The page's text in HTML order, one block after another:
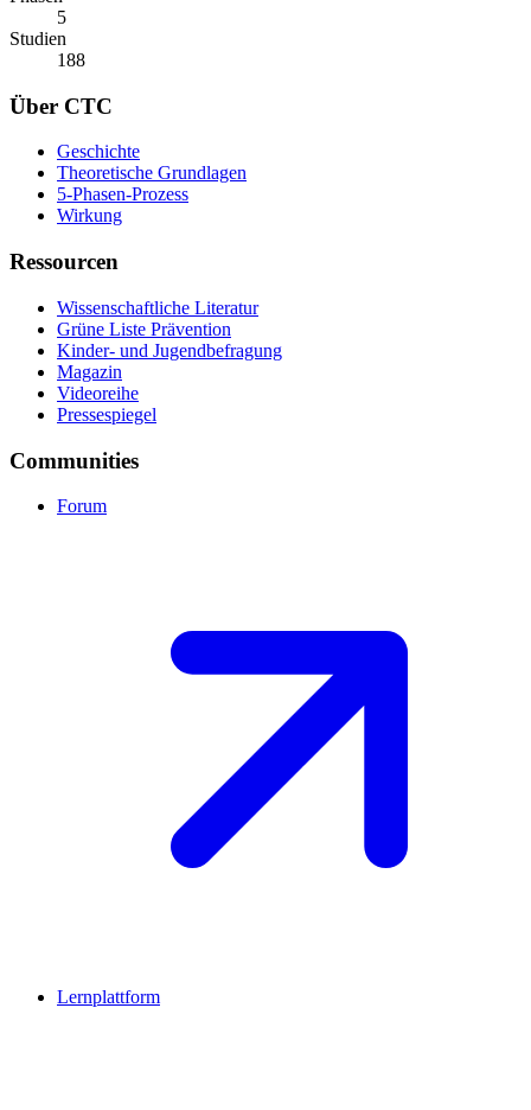
5
Studien
188
Über CTC
Geschichte
Theoretische Grundlagen
5-Phasen-Prozess
Wirkung
Ressourcen
Wissenschaftliche Literatur
Grüne Liste Prävention
Kinder- und Jugendbefragung
Magazin
Videoreihe
Pressespiegel
Communities
Forum
Lernplattform